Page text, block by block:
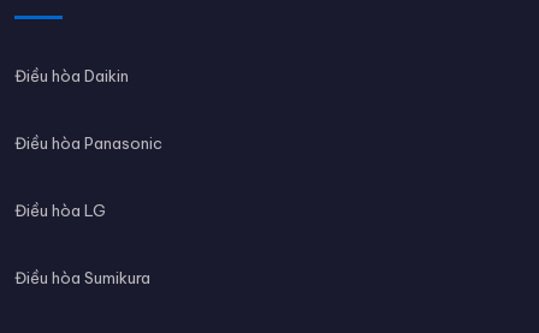
Điều hòa Daikin
Điều hòa Panasonic
Điều hòa LG
Điều hòa Sumikura